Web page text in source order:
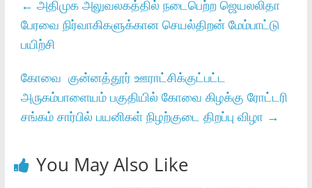
← அதிமுக அலுவலகத்தில் நடைபெற்ற ஜெயலலிதா
பேரவை நிர்வாகிகளுக்கான செயல்திறன் மேம்பாட்டு
பயிற்சி
கோவை குன்னத்தூர் ஊராட்சிக்குட்பட்ட
அருகம்பாளையம் பகுதியில் கோவை கிழக்கு ரோட்டரி
சங்கம் சார்பில் பயனிகள் நிழற்குடை திறப்பு விழா →
You May Also Like